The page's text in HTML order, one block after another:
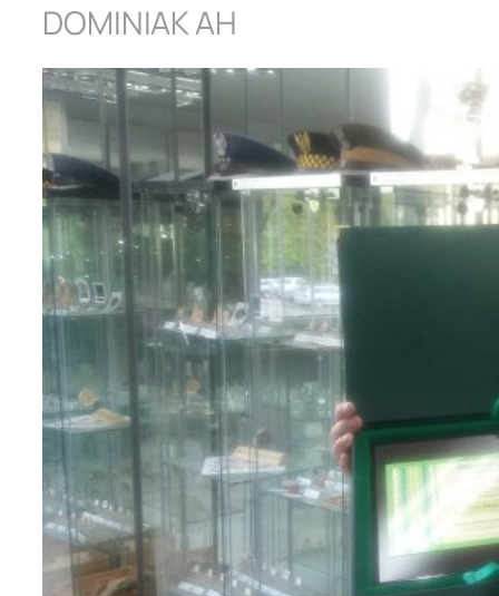
DOMINIAK AH